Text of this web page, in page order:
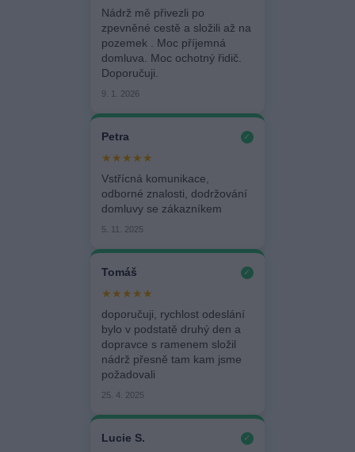
Nádrž mě přivezli po
zpevněné cestě a složili až na
pozemek . Moc příjemná
domluva. Moc ochotný řidič.
Doporučuji.
9. 1. 2026
Petra ✓
★★★★★
Vstřícná komunikace,
odborné znalosti, dodržování
domluvy se zákazníkem
5. 11. 2025
Tomáš ✓
★★★★★
doporučuji, rychlost odeslání
bylo v podstatě druhý den a
dopravce s ramenem složil
nádrž přesně tam kam jsme
požadovali
25. 4. 2025
Lucie S. ✓